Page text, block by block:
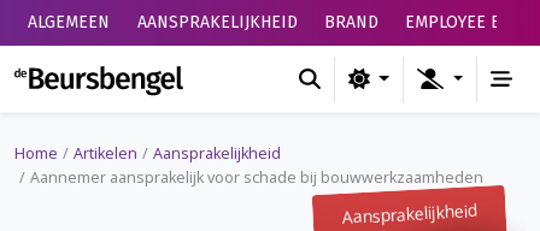
ALGEMEEN AANSPRAKELIJKHEID BRAND EMPLOYEE
de Beursbengel
Home Artikelen
Aansprakelijkheid
Aannemer aansprakelijk voor schade bij bouwwerkzaamheden
Aansprakelijkheid